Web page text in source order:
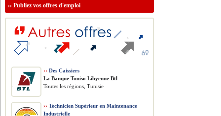
››Publiez vos offres d'emploi
›› Des Caissiers
La Banque Tuniso Libyenne Btl
Toutes les régions, Tunisie
›› Technicien Supérieur en Maintenance
Industrielle